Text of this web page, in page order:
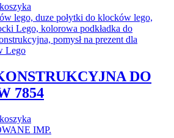
DO
7854